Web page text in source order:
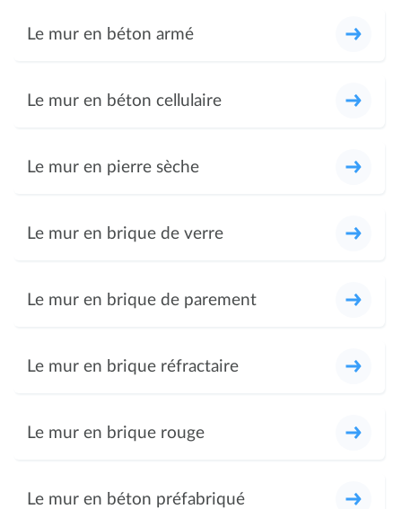
Le mur en béton armé
Le mur en béton cellulaire
Le mur en pierre sèche
Le mur en brique de verre
Le mur en brique de parement
Le mur en brique réfractaire
Le mur en brique rouge
Le mur en béton préfabriqué